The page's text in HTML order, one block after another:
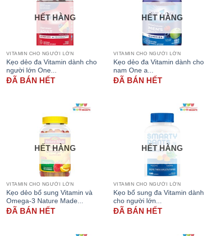
HẾT HÀNG
VITAMIN CHO NGƯỜI LỚN
Kẹo dẻo đa Vitamin dành cho
người lớn One...
ĐÃ BÁN HẾT
HẾT HÀNG
VITAMIN CHO NGƯỜI LỚN
Kẹo dẻo đa Vitamin dành cho
nam One a...
ĐÃ BÁN HẾT
HẾT HÀNG
VITAMIN CHO NGƯỜI LỚN
Kẹo dẻo bổ sung Vitamin và
Omega-3 Nature Made...
ĐÃ BÁN HẾT
HẾT HÀNG
VITAMIN CHO NGƯỜI LỚN
Kẹo bổ sung đa Vitamin dành
cho người lớn...
ĐÃ BÁN HẾT